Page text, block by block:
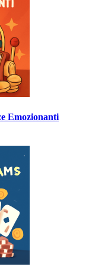
Emozionanti